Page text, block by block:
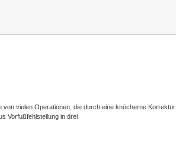
vielen Operationen, die durch eine knöcherne Korrektur
Vorfußfehlstellung in drei